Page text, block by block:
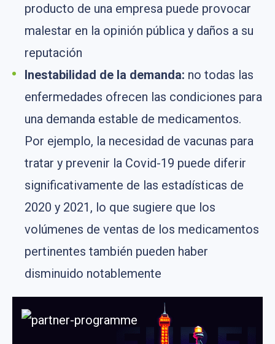
producto de una empresa puede provocar
malestar en la opinión pública y daños a su
reputación
Inestabilidad de la demanda: no todas las
enfermedades ofrecen las condiciones para
una demanda estable de medicamentos.
Por ejemplo, la necesidad de vacunas para
tratar y prevenir la Covid-19 puede diferir
significativamente de las estadísticas de
2020 y 2021, lo que sugiere que los
volúmenes de ventas de los medicamentos
pertinentes también pueden haber
disminuido notablemente